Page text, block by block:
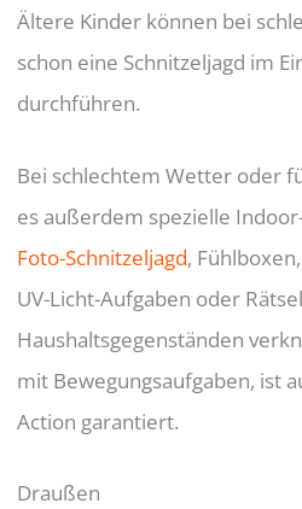
Ältere Kinder können bei
schon eine Schnitzeljagd im
durchführen.
Bei schlechtem Wetter oder
es außerdem spezielle
Foto-Schnitzeljagd,
UV-Licht-Aufgaben oder
Haushaltsgegenständen
mit Bewegungsaufgaben, ist
Action garantiert.
Draußen